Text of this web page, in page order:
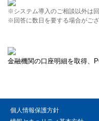
※システム導入のご相談以外は
※回答に数日を要する場合がござ
金融機関の口座明細を取得、
個人情報保護方針